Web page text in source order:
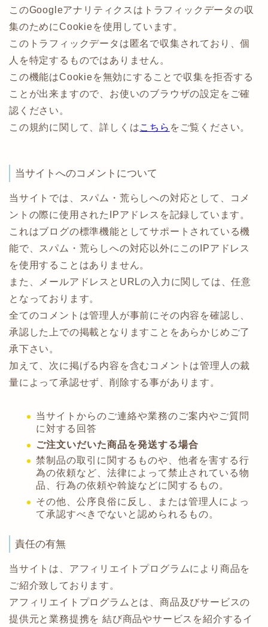
このGoogleアナリティクスはトラフィックデータの収
集のためにCookieを使用しています。
このトラフィックデータは匿名で収集されており、個
人を特定するものではありません。
この機能はCookieを無効にすることで収集を拒否する
ことが出来ますので、お使いのブラウザの設定をご確
認ください。
この規約に関して、詳しくはこちら をご覧ください。
当サイトへのコメントについて
当サイトでは、スパム・荒らしへの対応として、コメ
ントの際に使用されたIPアドレスを記録しています。
これはブログの標準機能としてサポートされている機
能で、スパム・荒らしへの対応以外にこのIPアドレス
を使用することはありません。
また、メールアドレスとURLの入力に関しては、任意
となっております。
全てのコメントは管理人が事前にその内容を確認し、
承認した上での掲載となりますことをあらかじめご了
承下さい。
加えて、次に掲げる内容を含むコメントは管理人の裁
量によって承認せず、削除する事があります。
当サイトからのご連絡や業務のご案内やご質問
に対する回答
ご注文いだいた商品を発送する場合
禁制品の取引に関するものや、他者を害する行
為の依頼など、法律によって禁止されている物
品、行為の依頼や斡旋などに関するもの。
その他、公序良俗に反し、または管理人によっ
て承認すべきでないと認められるもの。
責任の有無
当サイトは、アフィリエイトプログラムにより商品を
ご紹介致しております。
アフィリエイトプログラムとは、商品及びサービスの
提供元と業務提携を 結び商品やサービスを紹介するイ